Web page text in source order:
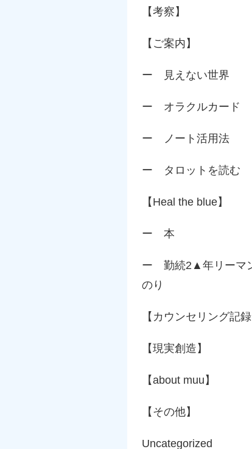
【考察】
【ご案内】
ー 見えない世界
ー オラクルカード
ー ノート活用法
ー タロットを読む
【Heal the blue】
ー 本
ー 勤続2▲年リーマ
のり
【カウンセリング記録
【現実創造】
【about muu】
【その他】
Uncategorized